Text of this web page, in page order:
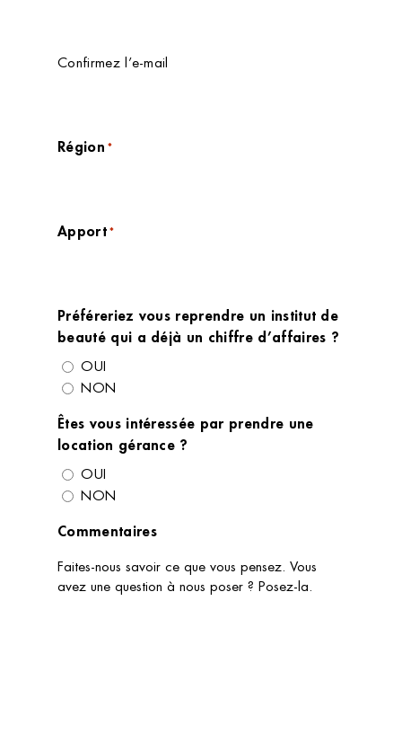
Confirmez l’e-mail
Région *
Apport *
Préféreriez vous reprendre un institut de
beauté qui a déjà un chiffre d’affaires ?
OUI
NON
Êtes vous intéressée par prendre une
location gérance ?
OUI
NON
Commentaires
Faites-nous savoir ce que vous pensez. Vous
avez une question à nous poser ? Posez-la.